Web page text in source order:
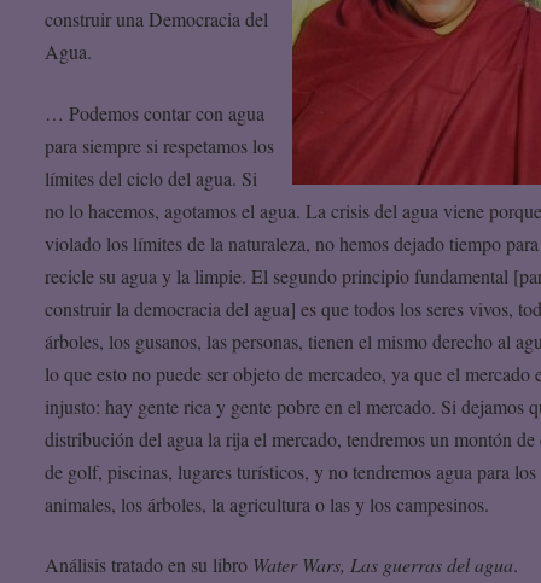
construir una Democracia del
Agua.
… Podemos contar con agua
para siempre si respetamos los
límites del ciclo del agua. Si
no lo hacemos, agotamos el agua. La crisis del agua viene
violado los límites de la naturaleza, no hemos dejado tiempo
recicle su agua y la limpie. El segundo principio fundamental
construir la democracia del agua] es que todos los seres vivos,
árboles, los gusanos, las personas, tienen el mismo derecho al
lo que esto no puede ser objeto de mercadeo, ya que el mercado
injusto: hay gente rica y gente pobre en el mercado. Si dejamos
distribución del agua la rija el mercado, tendremos un montón de
de golf, piscinas, lugares turísticos, y no tendremos agua para los
animales, los árboles, la agricultura o las y los campesinos.
Análisis tratado en su libro Water Wars, Las guerras del agua.